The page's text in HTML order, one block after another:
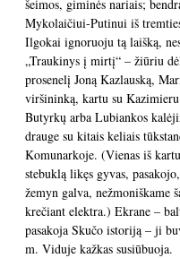
šeimos, giminės nariais;
Mykolaičiui-Putinui iš
Ilgokai ignoruoju tą laišką,
„Traukinys į mirtį“ – žiūriu
prosenelį Joną Kazlauską,
viršininką, kartu su
Butyrkų arba Lubiankos
drauge su kitais keliais
Komunarkoje. (Vienas iš
stebuklą likęs gyvas,
žemyn galva, nežmoniškame
krečiant elektra.) Ekrane –
pasakoja Skučo istoriją – ji
m. Viduje kažkas susiūbuoja.